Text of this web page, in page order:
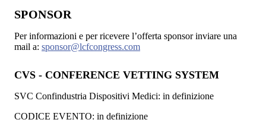
SPONSOR
Per informazioni e per ricevere l’offerta sponsor inviare una
mail a: sponsor@lcfcongress.com
CVS - CONFERENCE VETTING SYSTEM
SVC Confindustria Dispositivi Medici: in definizione
CODICE EVENTO: in definizione